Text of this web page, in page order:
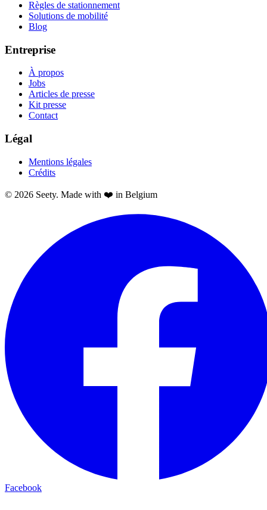
Règles de stationnement
Solutions de mobilité
Blog
Entreprise
À propos
Jobs
Articles de presse
Kit presse
Contact
Légal
Mentions légales
Crédits
© 2026 Seety. Made with ❤️ in Belgium
Facebook